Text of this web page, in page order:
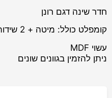
חדר שינה דגם רונן
קומפלט כולל: מיטה + 2 שידות לילה + קומודה + מראה
עשוי MDF
ניתן להזמין בגוונים שונים